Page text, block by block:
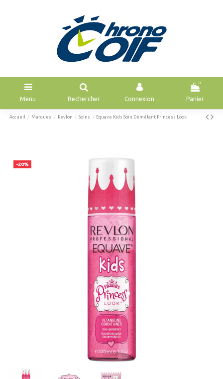
Menu Rechercher Connexion
0
Panier
Accueil Marques Revlon Soins Equave Kids Soin Démélant Princess Look
-20%